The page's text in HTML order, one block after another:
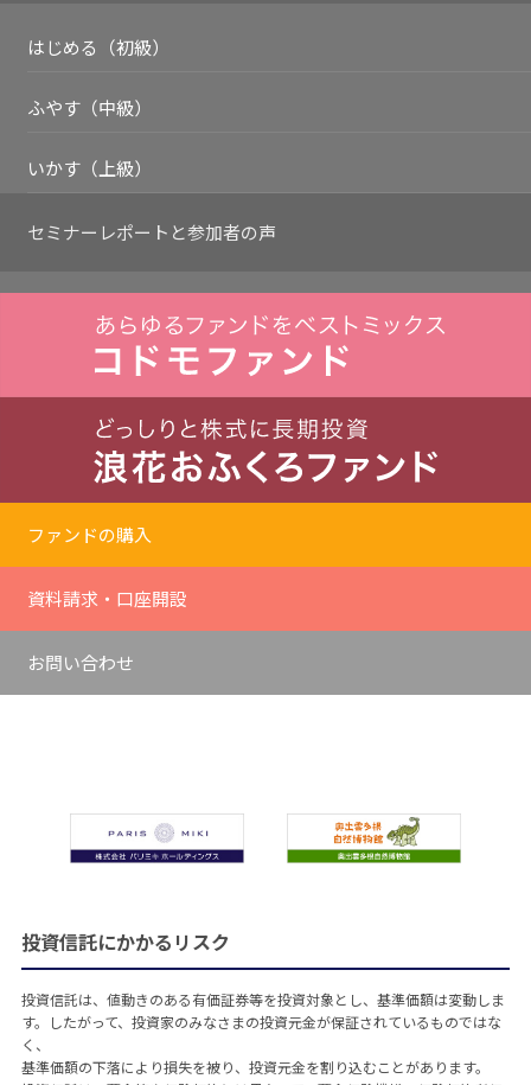
はじめる（初級）
ふやす（中級）
いかす（上級）
セミナーレポートと参加者の声
ファンドの購入
資料請求・口座開設
お問い合わせ
投資信託にかかるリスク
投資信託は、値動きのある有価証券等を投資対象とし、基準価額は変動しま
す。したがって、投資家のみなさまの投資元金が保証されているものではな
く、
基準価額の下落により損失を被り、投資元金を割り込むことがあります。